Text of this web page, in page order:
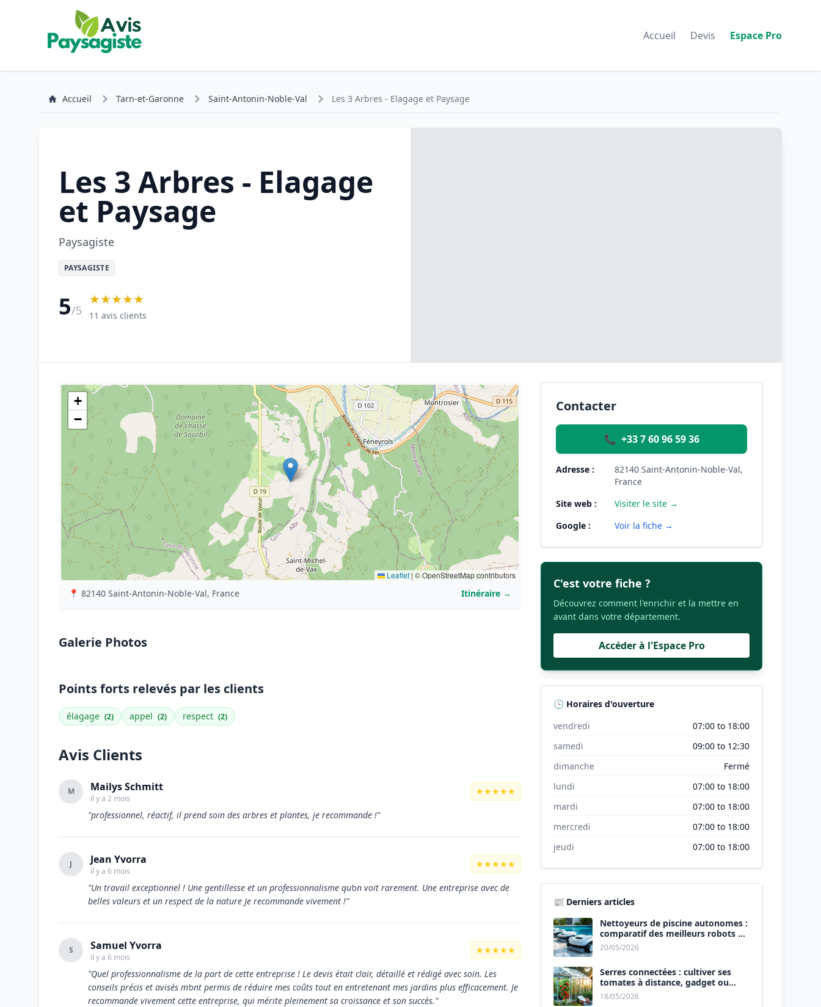
Accueil Devis Espace Pro
Accueil Tarn-et-Garonne Saint-Antonin-Noble-Val Les 3 Arbres - Elagage et Paysage
Les 3 Arbres - Elagage
et Paysage
Paysagiste
PAYSAGISTE
5/5
★★★★★
11 avis clients
+
−
Leaflet | © OpenStreetMap contributors
📍 82140 Saint-Antonin-Noble-Val, France Itinéraire →
Galerie Photos
Points forts relevés par les clients
élagage (2) appel (2) respect (2)
Avis Clients
M Mailys Schmitt
il y a 2 mois
★★★★★
"professionnel, réactif, il prend soin des arbres et plantes, je recommande !"
J Jean Yvorra
il y a 6 mois
★★★★★
"Un travail exceptionnel ! Une gentillesse et un professionnalisme qu’on voit rarement. Une entreprise avec de
belles valeurs et un respect de la nature Je recommande vivement !"
S Samuel Yvorra
il y a 6 mois
★★★★★
"Quel professionnalisme de la part de cette entreprise ! Le devis était clair, détaillé et rédigé avec soin. Les
conseils précis et avisés m’ont permis de réduire mes coûts tout en entretenant mes jardins plus efficacement. Je
recommande vivement cette entreprise, qui mérite pleinement sa croissance et son succès."
Contacter
📞 +33 7 60 96 59 36
Adresse :
82140 Saint-Antonin-Noble-Val,
France
Site web :
Visiter le site →
Google :
Voir la fiche →
C'est votre fiche ?
Découvrez comment l'enrichir et la mettre en
avant dans votre département.
Accéder à l'Espace Pro
🕒 Horaires d'ouverture
vendredi
07:00 to 18:00
samedi
09:00 to 12:30
dimanche
Fermé
lundi
07:00 to 18:00
mardi
07:00 to 18:00
mercredi
07:00 to 18:00
jeudi
07:00 to 18:00
📰 Derniers articles
Nettoyeurs de piscine autonomes :
comparatif des meilleurs robots de
2026.
20/05/2026
Serres connectées : cultiver ses
tomates à distance, gadget ou
révolution ?
18/05/2026